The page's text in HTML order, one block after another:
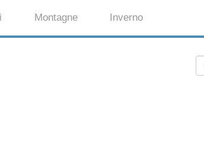
Montagne Inverno